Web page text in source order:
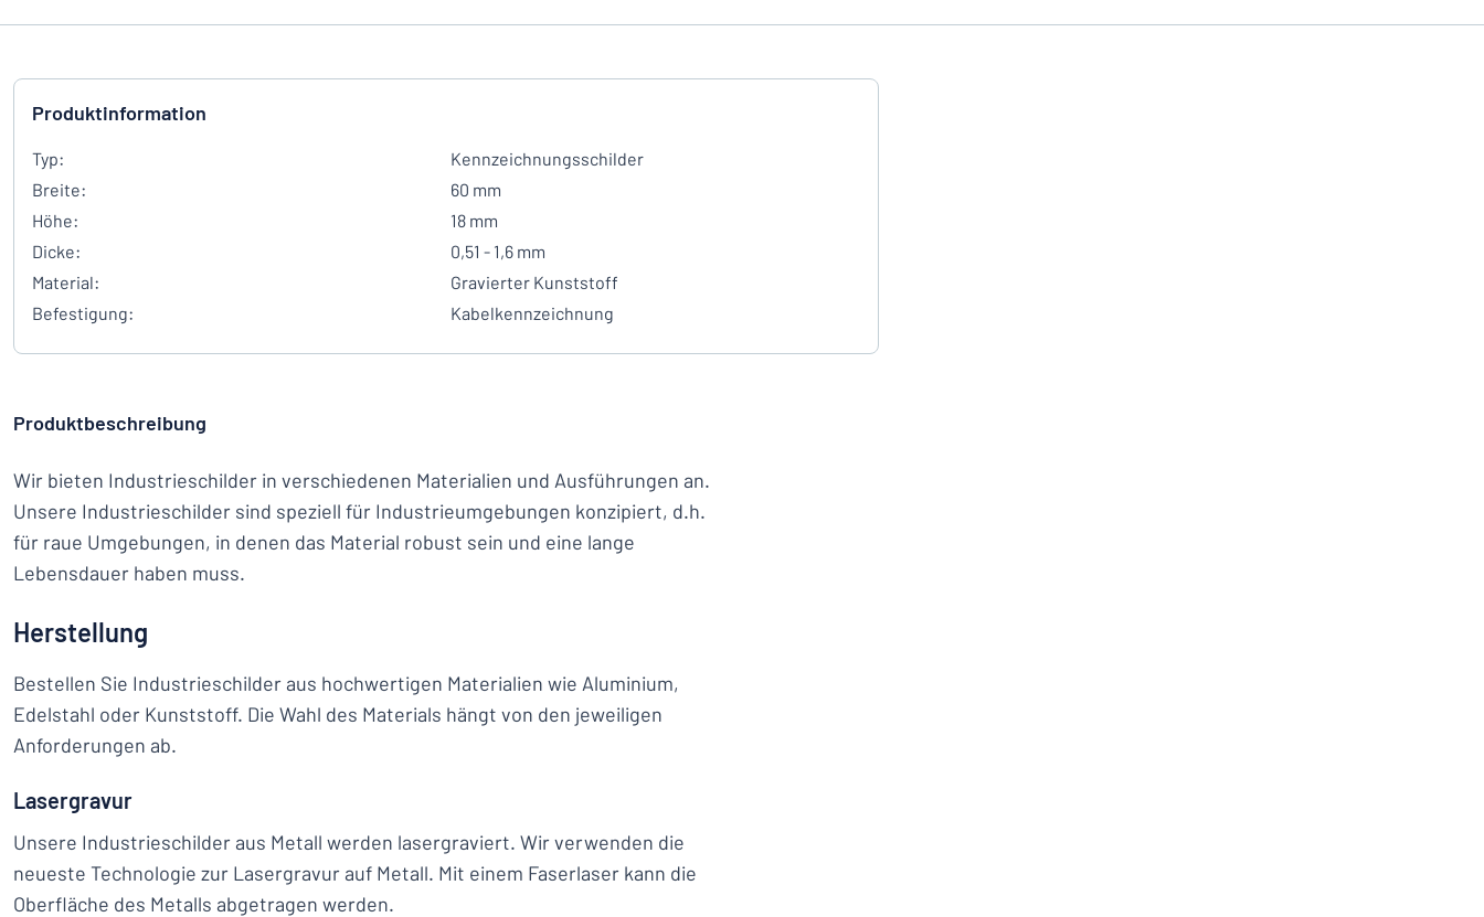
Produktinformation
Typ:
Kennzeichnungsschilder
Breite:
60 mm
Höhe:
18 mm
Dicke:
0,51 - 1,6 mm
Material:
Gravierter Kunststoff
Befestigung:
Kabelkennzeichnung
Produktbeschreibung
Wir bieten Industrieschilder in verschiedenen Materialien und Ausführungen an.
Unsere Industrieschilder sind speziell für Industrieumgebungen konzipiert, d.h.
für raue Umgebungen, in denen das Material robust sein und eine lange
Lebensdauer haben muss.
Herstellung
Bestellen Sie Industrieschilder aus hochwertigen Materialien wie Aluminium,
Edelstahl oder Kunststoff. Die Wahl des Materials hängt von den jeweiligen
Anforderungen ab.
Lasergravur
Unsere Industrieschilder aus Metall werden lasergraviert. Wir verwenden die
neueste Technologie zur Lasergravur auf Metall. Mit einem Faserlaser kann die
Oberfläche des Metalls abgetragen werden.